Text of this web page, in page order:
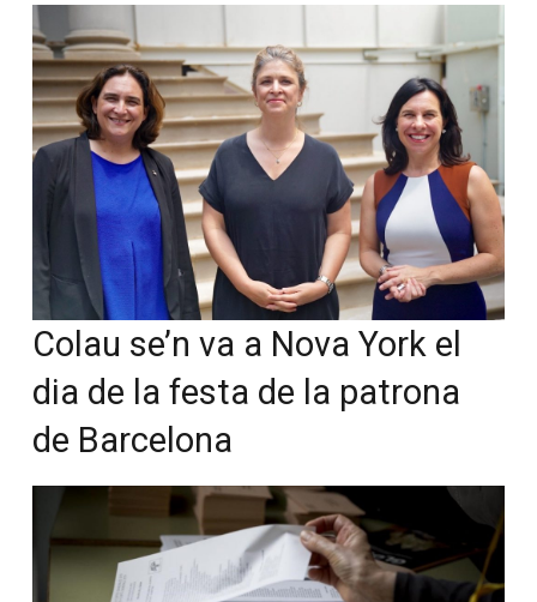
Colau se’n va a Nova York el
dia de la festa de la patrona
de Barcelona